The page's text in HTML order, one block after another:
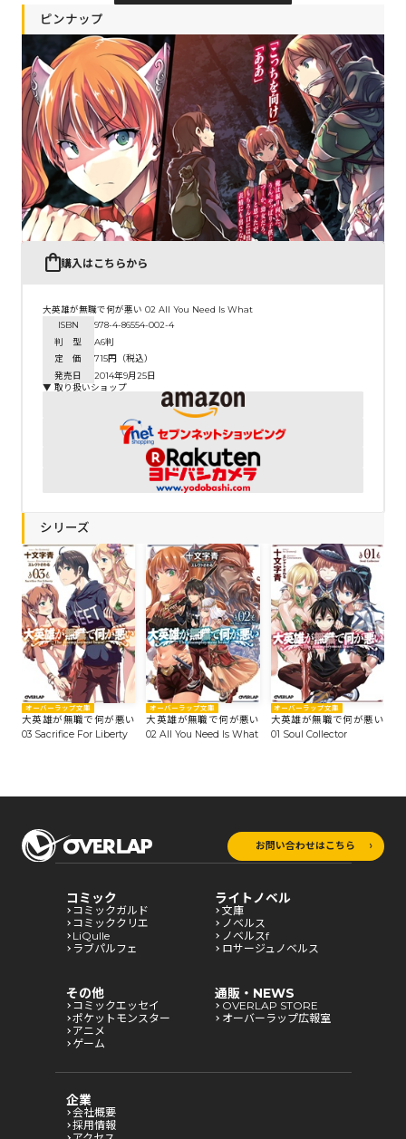
ピンナップ
購入はこちらから
大英雄が無職で何が悪い 02 All You Need Is What
ISBN
978-4-86554-002-4
判 型
A6判
定 価
715円（税込）
発売日
2014年9月25日
▼ 取り扱いショップ
シリーズ
オーバーラップ文庫
大英雄が無職で何が悪い
03 Sacrifice For Liberty
オーバーラップ文庫
大英雄が無職で何が悪い
02 All You Need Is What
オーバーラップ文庫
大英雄が無職で何が悪い
01 Soul Collector
お問い合わせはこちら
コミック
コミックガルド
コミッククリエ
LiQulle
ラブパルフェ
ライトノベル
文庫
ノベルス
ノベルスf
ロサージュノベルス
その他
コミックエッセイ
ポケットモンスター
アニメ
ゲーム
通販・NEWS
OVERLAP STORE
オーバーラップ広報室
企業
会社概要
採用情報